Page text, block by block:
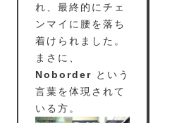
れ、最終的にチェ
ンマイに腰を落ち
着けられました。
まさに、
Noborder という
言葉を体現されて
いる方。